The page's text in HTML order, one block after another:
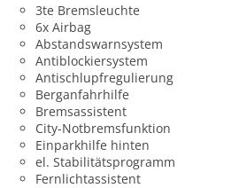
3te Bremsleuchte
6x Airbag
Abstandswarnsystem
Antiblockiersystem
Antischlupfregulierung
Berganfahrhilfe
Bremsassistent
City-Notbremsfunktion
Einparkhilfe hinten
el. Stabilitätsprogramm
Fernlichtassistent